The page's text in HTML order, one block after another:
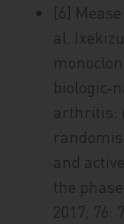
[6]
al.
arthritis:
and
the
2017; 76: